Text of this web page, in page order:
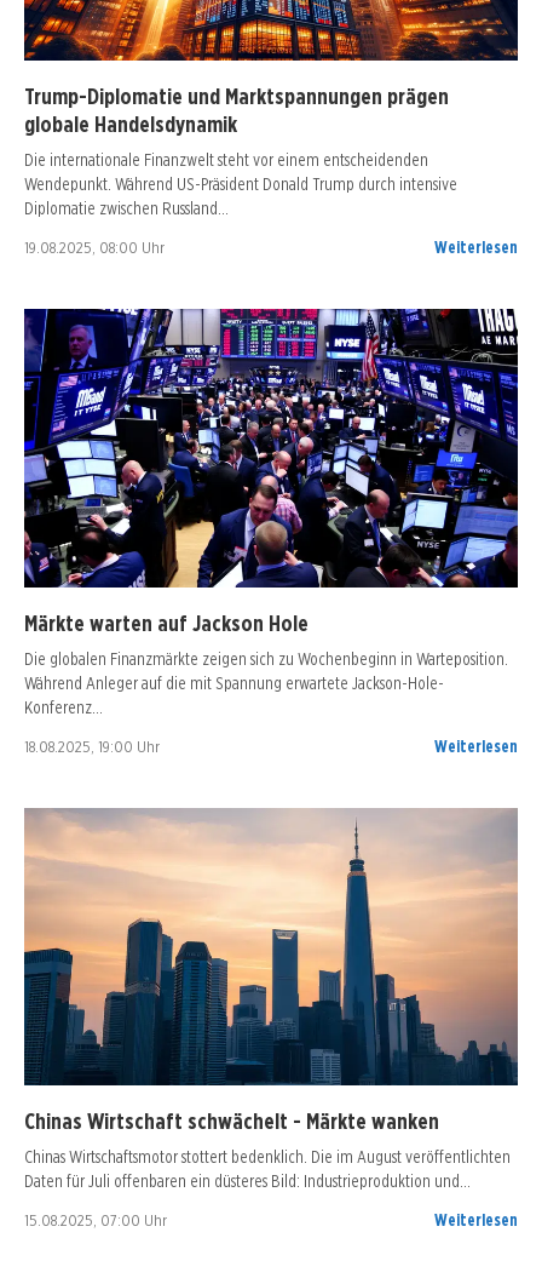
Trump-Diplomatie und Marktspannungen prägen
globale Handelsdynamik
Die internationale Finanzwelt steht vor einem entscheidenden
Wendepunkt. Während US-Präsident Donald Trump durch intensive
Diplomatie zwischen Russland…
19.08.2025, 08:00 Uhr Weiterlesen
Märkte warten auf Jackson Hole
Die globalen Finanzmärkte zeigen sich zu Wochenbeginn in Warteposition.
Während Anleger auf die mit Spannung erwartete Jackson-Hole-
Konferenz…
18.08.2025, 19:00 Uhr Weiterlesen
Chinas Wirtschaft schwächelt - Märkte wanken
Chinas Wirtschaftsmotor stottert bedenklich. Die im August veröffentlichten
Daten für Juli offenbaren ein düsteres Bild: Industrieproduktion und…
15.08.2025, 07:00 Uhr Weiterlesen